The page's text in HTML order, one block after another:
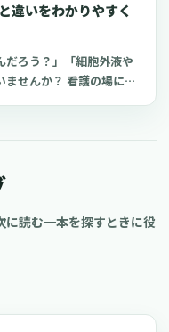
違いをわかりやすく
だろう？」「細胞外液や
せんか？ 看護の場にお
師が知っておきたい電解
読む一本を探すときに役